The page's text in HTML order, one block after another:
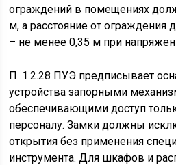
ограждений в помещениях
м, а расстояние от ограждения
– не менее 0,35 м при
П. 1.2.28 ПУЭ предписывает
устройства запорными
обеспечивающими доступ
персоналу. Замки должны
открытия без применения
инструмента. Для шкафов и